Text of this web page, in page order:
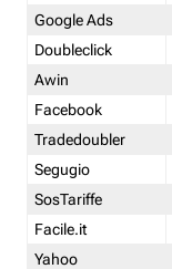
Google Ads
Doubleclick
Awin
Facebook
Tradedoubler
Segugio
SosTariffe
Facile.it
Yahoo